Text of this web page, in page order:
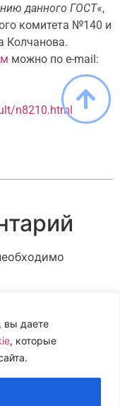
вы даете
, которые
данного ГОСТ«,
комитета №140 и
Колчанова.
можно по e-mail:
n8210.html
(НОВА)